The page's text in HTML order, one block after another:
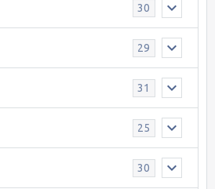
30
29
31
25
30